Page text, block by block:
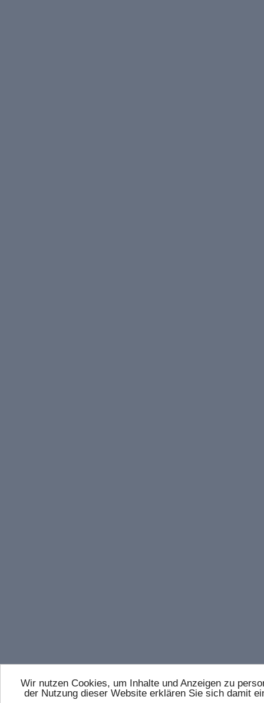
Wir nutzen Cookies, um Inhalte und Anzeigen zu
der Nutzung dieser Website erklären Sie sich damit